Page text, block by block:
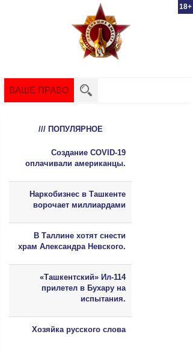
18+
ВАШЕ ПРАВО
/// ПОПУЛЯРНОЕ
Создание COVID-19
оплачивали американцы.
Наркобизнес в Ташкенте
ворочает миллиардами
В Таллине хотят снести
храм Александра Невского.
«Ташкентский» Ил-114
прилетел в Бухару на
испытания.
Хозяйка русского слова